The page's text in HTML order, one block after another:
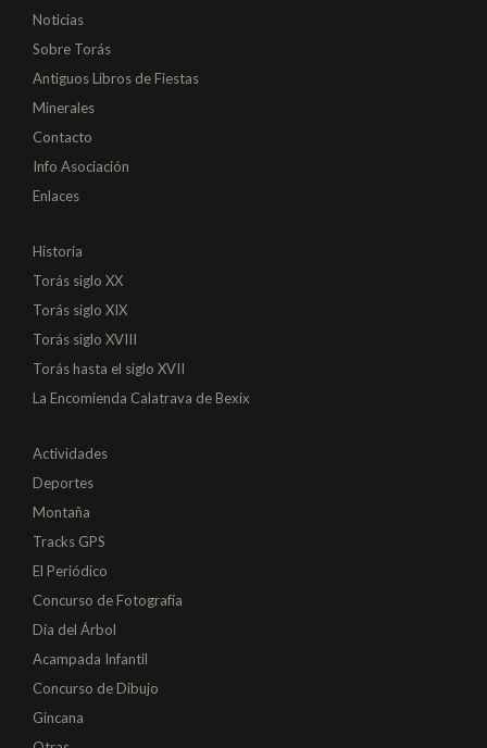
Noticias
Sobre Torás
Antiguos Libros de Fiestas
Minerales
Contacto
Info Asociación
Enlaces
Historia
Torás siglo XX
Torás siglo XIX
Torás siglo XVIII
Torás hasta el siglo XVII
La Encomienda Calatrava de Bexix
Actividades
Deportes
Montaña
Tracks GPS
El Periódico
Concurso de Fotografía
Día del Árbol
Acampada Infantil
Concurso de Dibujo
Gincana